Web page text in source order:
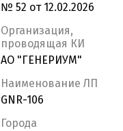
№ 52 от 12.02.2026
Организация,
проводящая КИ
АО "ГЕНЕРИУМ"
Наименование ЛП
GNR-106
Города